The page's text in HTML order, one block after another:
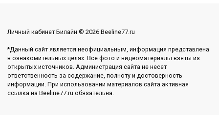
Личный кабинет Билайн © 2026 Beeline77.ru
*Данный сайт является неофициальным, информация представлена
в ознакомительных целях. Все фото и видеоматериалы взяты из
открытых источников. Администрация сайта не несет
ответственность за содержание, полноту и достоверность
информации. При использовании материалов сайта активная
ссылка на Beeline77.ru обязательна.